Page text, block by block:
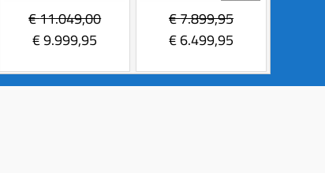
€11.049,00
€9.999,95
€7.899,95
€6.499,95